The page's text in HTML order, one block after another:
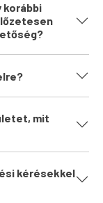
korábbi
mit
kérésekkel